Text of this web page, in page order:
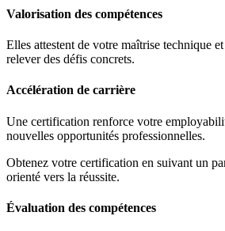
Valorisation des compétences
Elles attestent de votre maîtrise technique
relever des défis concrets.
Accélération de carrière
Une certification renforce votre
nouvelles opportunités professionnelles.
Obtenez votre certification en suivant un
orienté vers la réussite.
Évaluation des compétences